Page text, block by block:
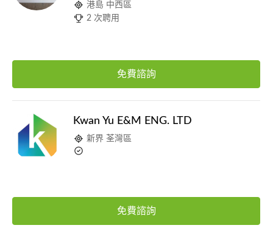
港島 中西區
2 次聘用
免費諮詢
Kwan Yu E&M ENG. LTD
新界 荃灣區
免費諮詢